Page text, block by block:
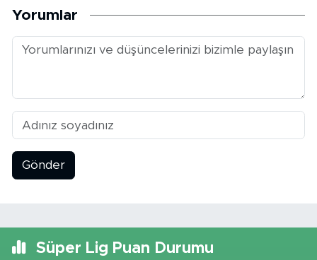
Yorumlar
Gönder
Süper Lig Puan Durumu